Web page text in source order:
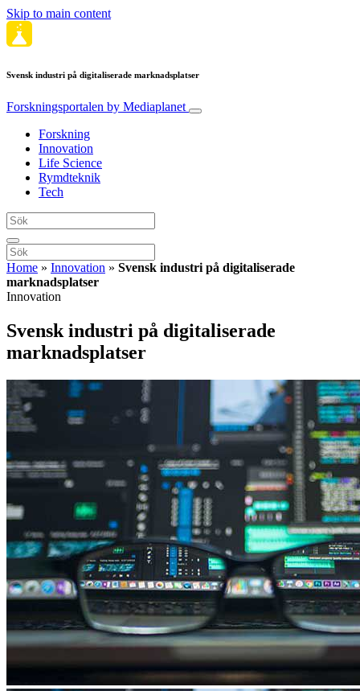
Skip to main content
Svensk industri på digitaliserade marknadsplatser
Forskningsportalen by Mediaplanet
Forskning
Innovation
Life Science
Rymdteknik
Tech
Home » Innovation » Svensk industri på digitaliserade
marknadsplatser
Innovation
Svensk industri på digitaliserade
marknadsplatser